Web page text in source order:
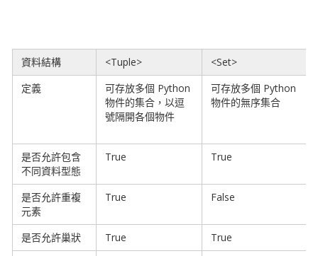
資料結構 <Tuple>
<Set>
定義
可存放多個 Python
物件的集合，以逗
號隔開各個物件
可存放多個 Python
物件的無序集合
是否允許包含
不同資料型態
True True
是否允許重複
元素
True False
是否允許巢狀 True
True